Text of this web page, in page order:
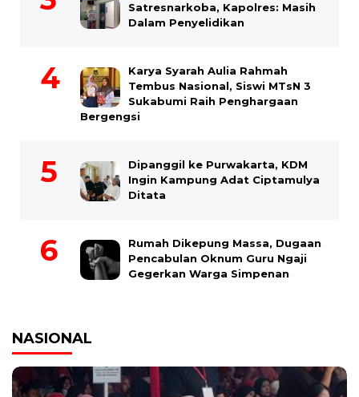
Satresnarkoba, Kapolres: Masih
Dalam Penyelidikan
Karya Syarah Aulia Rahmah
Tembus Nasional, Siswi MTsN 3
Sukabumi Raih Penghargaan
Bergengsi
Dipanggil ke Purwakarta, KDM
Ingin Kampung Adat Ciptamulya
Ditata
Rumah Dikepung Massa, Dugaan
Pencabulan Oknum Guru Ngaji
Gegerkan Warga Simpenan
NASIONAL